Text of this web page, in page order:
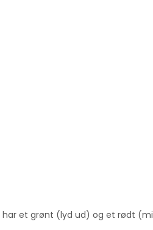
et grønt (lyd ud) og et rødt